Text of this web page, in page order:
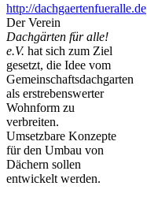
http://dachgaertenfueralle.de
Der Verein
Dachgärten für alle!
e.V. hat sich zum Ziel
gesetzt, die Idee vom
Gemeinschaftsdachgarten
als erstrebenswerter
Wohnform zu
verbreiten.
Umsetzbare Konzepte
für den Umbau von
Dächern sollen
entwickelt werden.